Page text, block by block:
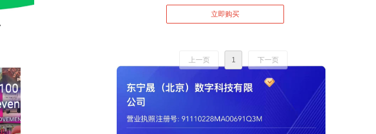
立即购买
上一页 1 下一页